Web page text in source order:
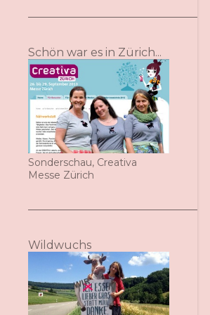
Schön war es in Zürich...
Sonderschau, Creativa
Messe Zürich
Wildwuchs